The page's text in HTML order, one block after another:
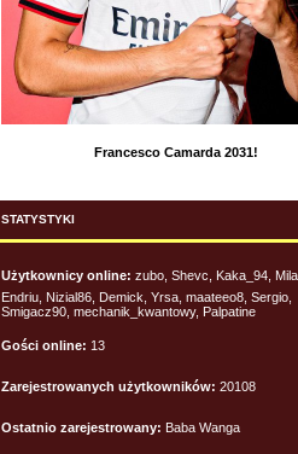
Francesco Camarda 2031!
STATYSTYKI
Użytkownicy online: zubo, Shevc, Kaka_94,
Endriu, Nizial86, Demick, Yrsa, maateeo8, Sergio,
Smigacz90, mechanik_kwantowy, Palpatine
Gości online: 13
Zarejestrowanych użytkowników: 20108
Ostatnio zarejestrowany: Baba Wanga